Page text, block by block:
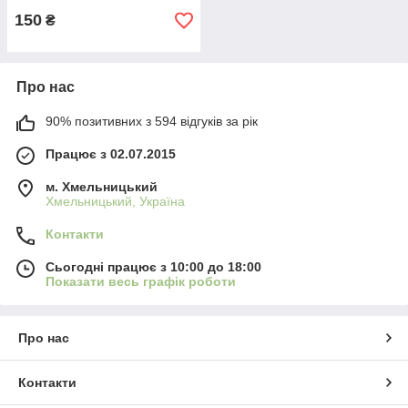
150 ₴
Про нас
90% позитивних з 594 відгуків за рік
Працює з 02.07.2015
м. Хмельницький
Хмельницький, Україна
Контакти
Сьогодні працює з 10:00 до 18:00
Показати весь графік роботи
Про нас
Контакти